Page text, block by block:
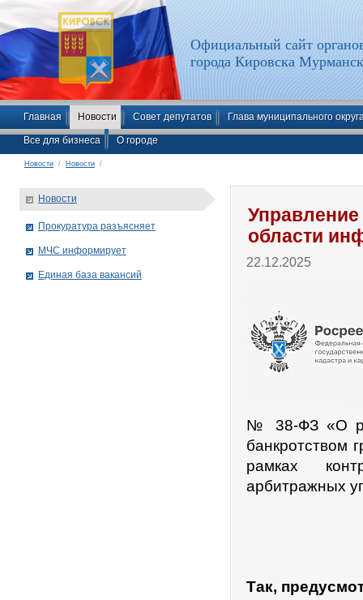
Официальный сайт
города Кировска
Главная Новости Совет депутатов Глава муниципального
Все для бизнеса О городе
Новости / Новости /
области
22.12.2025
№ 38-ФЗ «О
банкротством
рамках
арбитражных
Так,
Новости
Прокуратура разъясняет
МЧС информирует
Единая база вакансий